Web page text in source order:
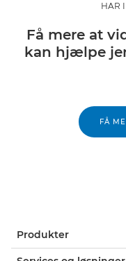
HAR
Få mere at
kan hjælpe
FÅ
Produkter